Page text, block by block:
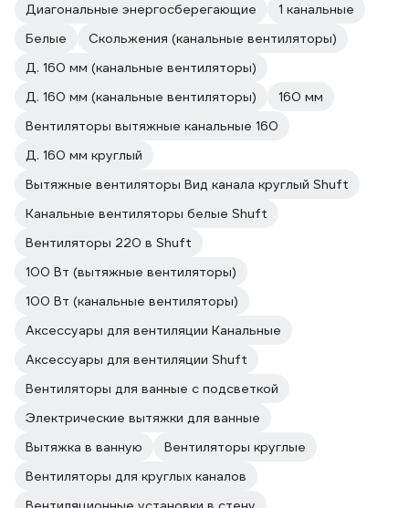
Диагональные энергосберегающие
1 канальные
Белые
Скольжения (канальные вентиляторы)
Д. 160 мм (канальные вентиляторы)
Д. 160 мм (канальные вентиляторы)
160 мм
Вентиляторы вытяжные канальные 160
Д. 160 мм круглый
Вытяжные вентиляторы Вид канала круглый Shuft
Канальные вентиляторы белые Shuft
Вентиляторы 220 в Shuft
100 Вт (вытяжные вентиляторы)
100 Вт (канальные вентиляторы)
Аксессуары для вентиляции Канальные
Аксессуары для вентиляции Shuft
Вентиляторы для ванные с подсветкой
Электрические вытяжки для ванные
Вытяжка в ванную
Вентиляторы круглые
Вентиляторы для круглых каналов